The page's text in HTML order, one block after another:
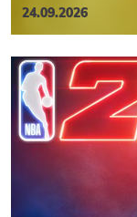
24.09.2026